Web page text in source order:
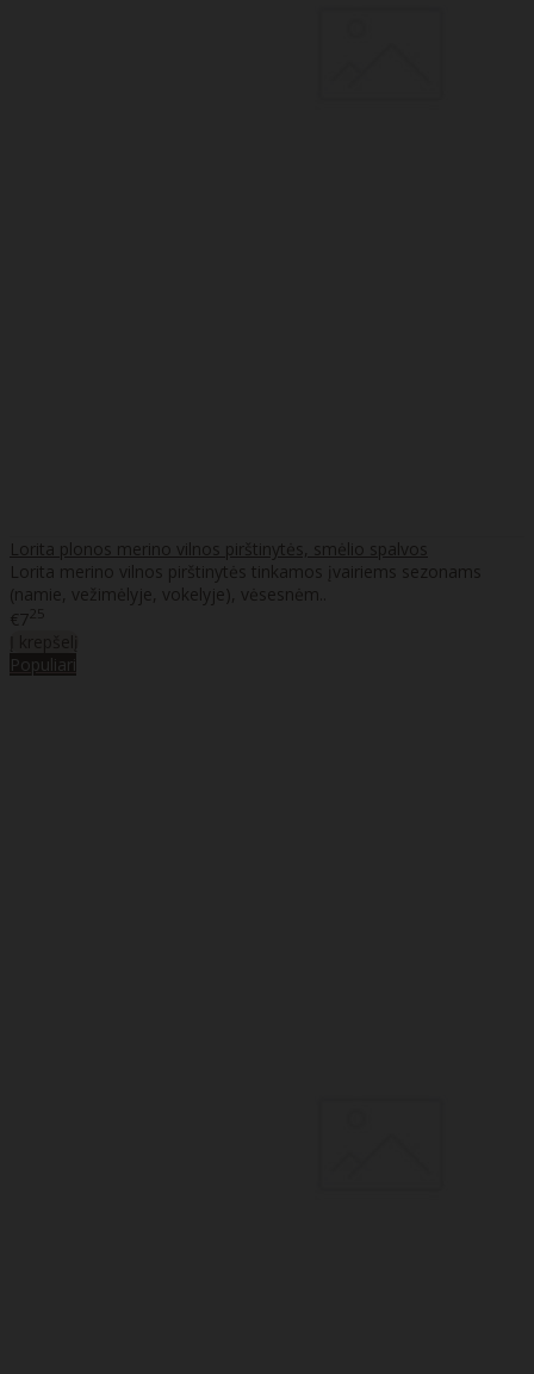
Lorita plonos merino vilnos pirštinytės, smėlio spalvos
Lorita merino vilnos pirštinytės tinkamos įvairiems sezonams
(namie, vežimėlyje, vokelyje), vėsesnėm..
€725
Populiari